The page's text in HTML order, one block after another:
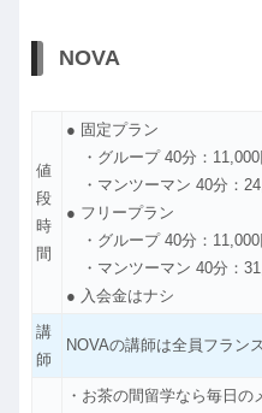
NOVA
値
段
時
間
● 固定プラン
・グループ 40分：11,000
・マンツーマン 40分：
● フリープラン
・グループ 40分：11,000
・マンツーマン 40分：
● 入会金はナシ
講
師
NOVAの講師は全員フラン
・お茶の間留学なら毎日